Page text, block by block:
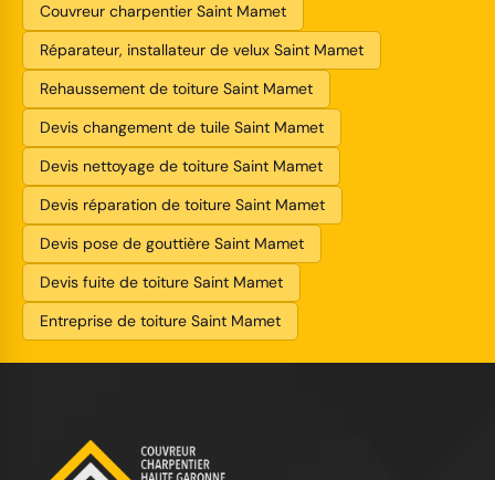
Couvreur charpentier Saint Mamet
Réparateur, installateur de velux Saint Mamet
Rehaussement de toiture Saint Mamet
Devis changement de tuile Saint Mamet
Devis nettoyage de toiture Saint Mamet
Devis réparation de toiture Saint Mamet
Devis pose de gouttière Saint Mamet
Devis fuite de toiture Saint Mamet
Entreprise de toiture Saint Mamet